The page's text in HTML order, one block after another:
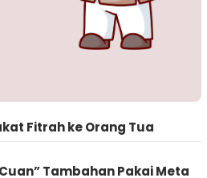
Fitrah ke Orang Tua
Tambahan Pakai Meta